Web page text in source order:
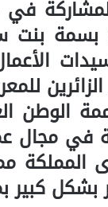
بسمة بنت
الوطن
في
بشكل كبير